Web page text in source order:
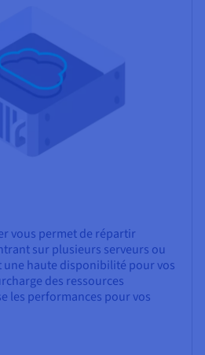
vous permet de répartir
sur plusieurs serveurs ou
une haute disponibilité pour vos
des ressources
les performances pour vos